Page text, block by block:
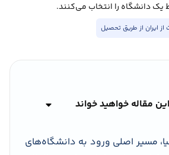
دانشگاه را انتخاب می‌کنند.
از ایران از طریق تحصیل
مقاله خواهید خواند
مسیر اصلی ورود به دانشگاه‌های